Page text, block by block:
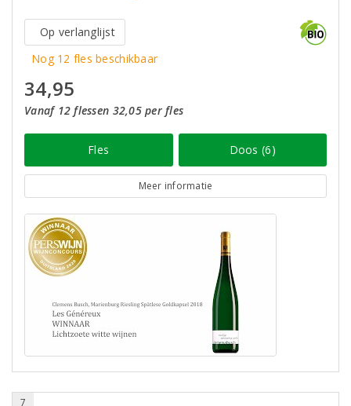
Op verlanglijst
Nog 12 fles beschikbaar
34,95
Vanaf 12 flessen 32,05 per fles
Fles Doos (6)
Meer informatie
7